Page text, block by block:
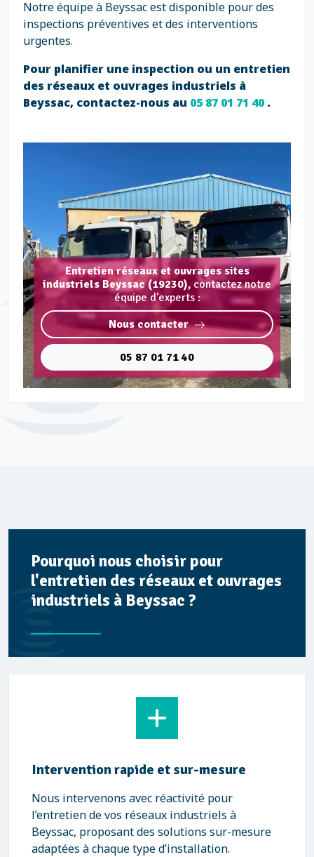
Notre équipe à Beyssac est disponible pour des
inspections préventives et des interventions
urgentes.
Pour planifier une inspection ou un entretien
des réseaux et ouvrages industriels à
Beyssac, contactez-nous au 05 87 01 71 40.
Entretien réseaux et ouvrages sites
industriels Beyssac (19230), contactez notre
équipe d'experts :
Nous contacter
05 87 01 71 40
Pourquoi nous choisir pour
l'entretien des réseaux et ouvrages
industriels à Beyssac ?
Intervention rapide et sur-mesure
Nous intervenons avec réactivité pour
l’entretien de vos réseaux industriels à
Beyssac, proposant des solutions sur-mesure
adaptées à chaque type d’installation.